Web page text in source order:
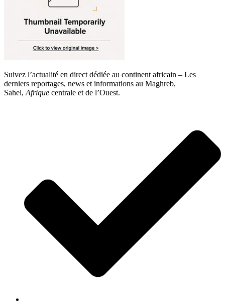
Suivez l’actualité en direct dédiée au continent africain – Les
derniers reportages, news et informations au Maghreb,
Sahel, Afrique centrale et de l’Ouest.